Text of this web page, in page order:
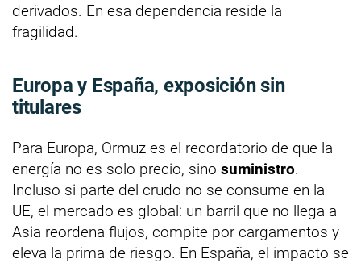
derivados. En esa dependencia reside la
fragilidad.
Europa y España, exposición sin
titulares
Para Europa, Ormuz es el recordatorio de que la
energía no es solo precio, sino suministro.
Incluso si parte del crudo no se consume en la
UE, el mercado es global: un barril que no llega a
Asia reordena flujos, compite por cargamentos y
eleva la prima de riesgo. En España, el impacto se